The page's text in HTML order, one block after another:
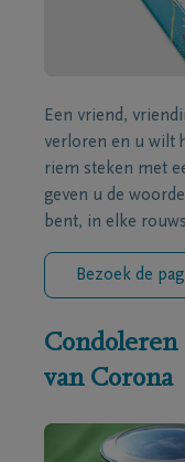
Een vriend,
verloren en u wilt
riem steken met
geven u de
bent, in elke
Bezoek de
van Corona